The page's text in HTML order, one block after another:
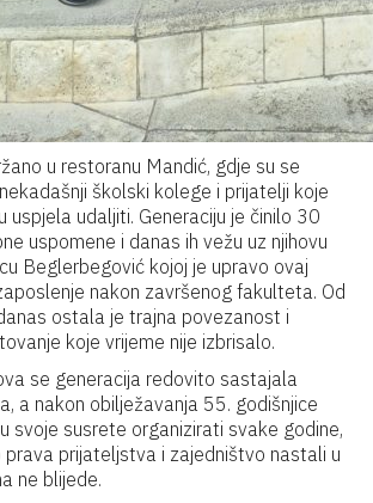
u restoranu Mandić, gdje su se
školski kolege i prijatelji koje
uspjela udaljiti. Generaciju je činilo 30
uspomene i danas ih vežu uz njihovu
Beglerbegović kojoj je upravo ovaj
nakon završenog fakulteta. Od
ostala je trajna povezanost i
koje vrijeme nije izbrisalo.
se generacija redovito sastajala
a nakon obilježavanja 55. godišnjice
svoje susrete organizirati svake godine,
prijateljstva i zajedništvo nastali u
ne blijede.